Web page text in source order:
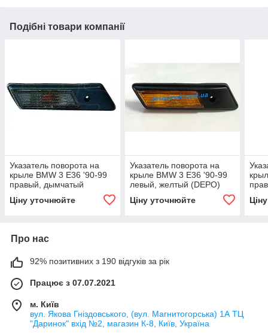
Подібні товари компанії
Указатель поворота на
крыле BMW 3 E36 '90-99
правый, дымчатый
Ціну уточнюйте
Указатель поворота на
крыле BMW 3 E36 '90-99
левый, желтый (DEPO)
Ціну уточнюйте
Про нас
92% позитивних з 190 відгуків за рік
Працює з 07.07.2021
м. Київ
вул. Якова Гніздовського, (вул. Магнитогорська) 1А ТЦ
"Даринок" вхід №2, магазин К-8, Київ, Україна